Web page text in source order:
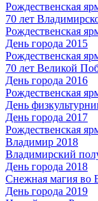
Рождественская
70 лет
Рождественская
День города 2015
Рождественская
70 лет Великой
День города 2016
Рождественская
День
День города 2017
Рождественская
Владимир 2018
Владимирский
День города 2018
Снежная магия во
День города 2019